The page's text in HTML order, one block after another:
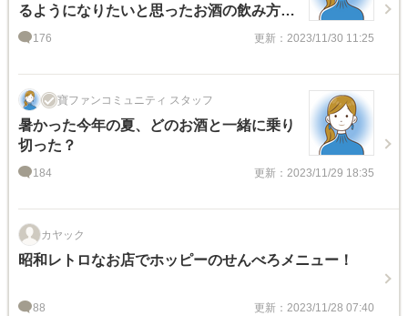
るようになりたいと思ったお酒の飲み方
は？
176 更新：2023/11/30 11:25
寶ファンコミュニティ スタッフ
暑かった今年の夏、どのお酒と一緒に乗り
切った？
184 更新：2023/11/29 18:35
カヤック
昭和レトロなお店でホッピーのせんべろメニュー！
88 更新：2023/11/28 07:40